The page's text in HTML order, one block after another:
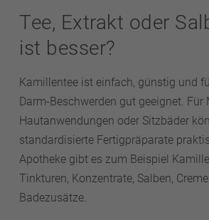
Tee, Extrakt oder
ist besser?
Kamillentee ist einfach, günstig und
Darm-Beschwerden gut geeignet. Für
Hautanwendungen oder Sitzbäder
standardisierte Fertigpräparate
Apotheke gibt es zum Beispiel
Tinkturen, Konzentrate, Salben,
Badezusätze.